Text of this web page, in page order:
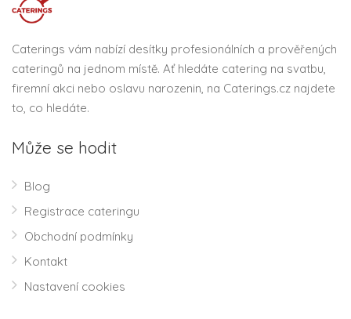
Caterings vám nabízí desítky profesionálních a prověřených
cateringů na jednom místě. Ať hledáte catering na svatbu,
firemní akci nebo oslavu narozenin, na Caterings.cz najdete
to, co hledáte.
Může se hodit
Blog
Registrace cateringu
Obchodní podmínky
Kontakt
Nastavení cookies